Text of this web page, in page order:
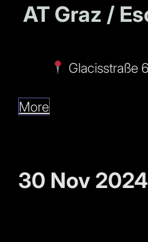
AT Graz /
Glacisstraße
More
30 Nov 2024